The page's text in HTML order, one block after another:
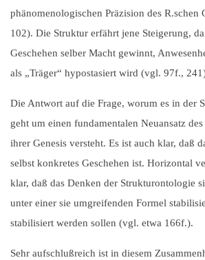
phänomenologischen Präzision des
102). Die Struktur erfährt jene Steigerung,
Geschehen selber Macht gewinnt,
als „Träger“ hypostasiert wird (vgl. 97f.,
Die Antwort auf die Frage, worum es in der
geht um einen fundamentalen Neuansatz
ihrer Genesis versteht. Es ist auch klar, daß
selbst konkretes Geschehen ist. Horizontal
klar, daß das Denken der Strukturontologie
unter einer sie umgreifenden Formel
stabilisiert werden sollen (vgl. etwa 166f.).
Sehr aufschlußreich ist in diesem